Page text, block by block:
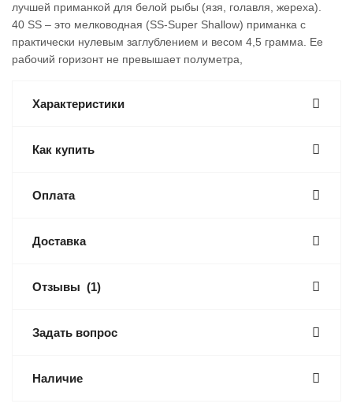
лучшей приманкой для белой рыбы (язя, голавля, жереха).
40 SS – это мелководная (SS-Super Shallow) приманка с
практически нулевым заглублением и весом 4,5 грамма. Ее
рабочий горизонт не превышает полуметра,
Характеристики
Как купить
Оплата
Доставка
Отзывы (1)
Задать вопрос
Наличие